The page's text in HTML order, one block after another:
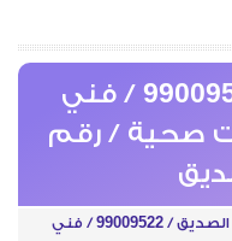
صحي الصديق / 99009522 / فني
صحية / رقم
صحي الصديق / 99009522 / فني